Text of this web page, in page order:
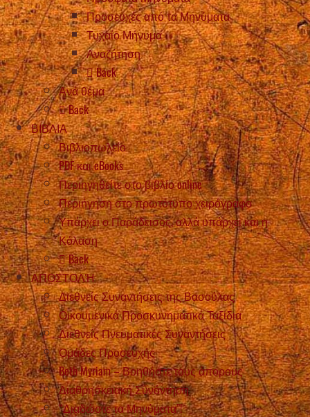
Προσευχές από τα Μηνύματα
Τυχαίο Μήνυμα
Αναζήτηση
Back
Ανά θέμα
Back
ΒΙΒΛΙΑ
Βιβλιοπωλείο
PDF και eBooks
Περιηγηθείτε στο βιβλίο online
Περιήγηση στο πρωτότυπο χειρόγραφο
Υπάρχει ο Παράδεισος, αλλά υπάρχει και η
Κόλαση
Back
ΑΠΟΣΤΟΛΉ
Διεθνείς Συναντήσεις της Βασούλας
Οικουμενικά Προσκυνηματικά Ταξίδια
Διεθνείς Πνευματικές Συναντήσεις
Ομάδες Προσευχής
Beth Myriam – Βοηθήστε τους άπορους
Διαθρησκειακή Συνάντηση
“Διαδώστε τα Μηνύματα”!